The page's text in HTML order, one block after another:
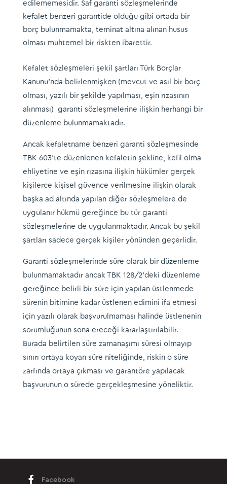
edilememesidir. Saf garanti sözleşmelerinde
kefalet benzeri garantide olduğu gibi ortada bir
borç bulunmamakta, teminat altına alınan husus
olması muhtemel bir riskten ibarettir.
Kefalet sözleşmeleri şekil şartları Türk Borçlar
Kanunu’nda belirlenmişken (mevcut ve asıl bir borç
olması, yazılı bir şekilde yapılması, eşin rızasının
alınması) garanti sözleşmelerine ilişkin herhangi bir
düzenleme bulunmamaktadır.
Ancak kefaletname benzeri garanti sözleşmesinde
TBK 603’te düzenlenen kefaletin şekline, kefil olma
ehliyetine ve eşin rızasına ilişkin hükümler gerçek
kişilerce kişisel güvence verilmesine ilişkin olarak
başka ad altında yapılan diğer sözleşmelere de
uygulanır hükmü gereğince bu tür garanti
sözleşmelerine de uygulanmaktadır. Ancak bu şekil
şartları sadece gerçek kişiler yönünden geçerlidir.
Garanti sözleşmelerinde süre olarak bir düzenleme
bulunmamaktadır ancak TBK 128/2’deki düzenleme
gereğince belirli bir süre için yapılan üstlenmede
sürenin bitimine kadar üstlenen edimini ifa etmesi
için yazılı olarak başvurulmaması halinde üstlenenin
sorumluğunun sona ereceği kararlaştırılabilir.
Burada belirtilen süre zamanaşımı süresi olmayıp
sınırı ortaya koyan süre niteliğinde, riskin o süre
zarfında ortaya çıkması ve garantöre yapılacak
başvurunun o sürede gerçekleşmesine yöneliktir.
Facebook